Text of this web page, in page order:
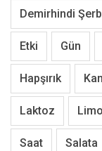
Demirhindi
Etki Gün
Hapşırık Kan
Laktoz
Saat Salata